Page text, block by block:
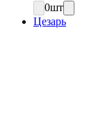
0шт
Цезарь